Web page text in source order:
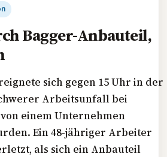
Bagger-Anbauteil,
sich gegen 15 Uhr in der
Arbeitsunfall bei
einem Unternehmen
Ein 48-jähriger Arbeiter
als sich ein Anbauteil